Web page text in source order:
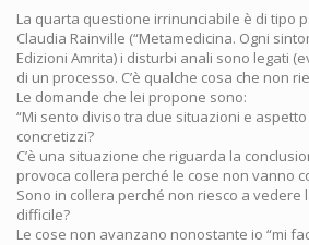
La quarta questione irrinunciabile è di tipo
Claudia Rainville (“Metamedicina. Ogni
Edizioni Amrita) i disturbi anali sono legati
di un processo. C’è qualche cosa che non
Le domande che lei propone sono:
“Mi sento diviso tra due situazioni e
concretizzi?
C’è una situazione che riguarda la
provoca collera perché le cose non vanno
Sono in collera perché non riesco a vedere
difficile?
Le cose non avanzano nonostante io “mi